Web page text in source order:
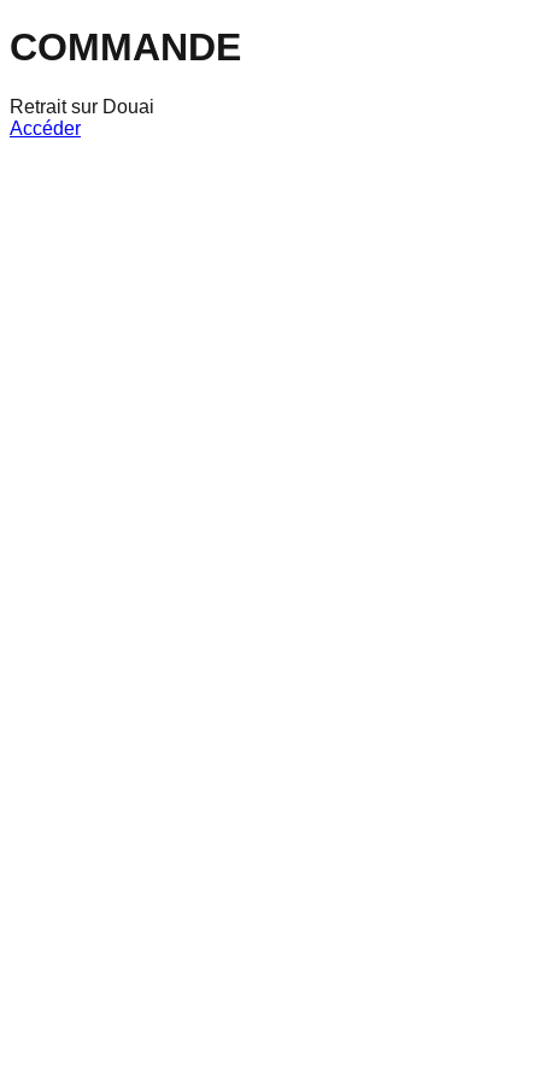
COMMANDE
Retrait sur Douai
Accéder